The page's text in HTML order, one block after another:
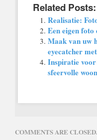
Related Posts:
Realisatie:
Een eigen
Maak van uw
eyecatcher
Inspiratie
sfeervolle
COMMENTS ARE CLOSED.